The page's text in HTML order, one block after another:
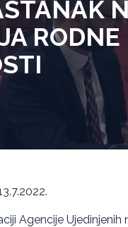
RODNE
Agencije